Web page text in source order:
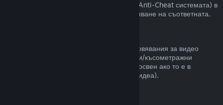
Ако сте получили забрана от VAC (Valve Anti-Cheat системата) в
някоя игра, губите правото за възстановяване на съответната.
Неспособни сме да предлагаме възстановявания за видео
съдържание в Steam (пр. пълнометражни/късометражни
филми, сериали, епизоди и упътвания), освен ако то е в
комплект с други продукти (които не са видеа).